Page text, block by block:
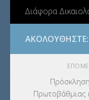
Διάφορα
ΑΚΟΛΟΥΘΉΣΤΕ:
Πρωτοβάθμιας